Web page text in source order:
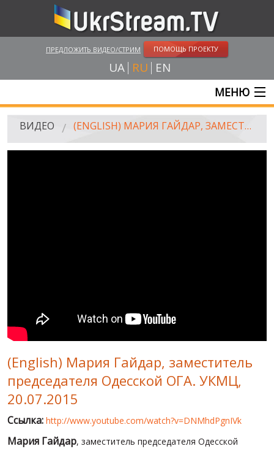
ПРЕДЛОЖИТЬ ВИДЕО/СТРИМ ПОМОЩЬ ПРОЕКТУ
UA RU EN
МЕНЮ
ГЛАВНАЯ
ПУБЛИЧНЫЕ ЛЮДИ
РОССИЙСКО-УКРАИНСКАЯ ВОЙНА
WINTER ON FIRE: UKRAINE'S FIGHT FOR FREEDOM
ХРОНОЛОГИЯ ЄВРОМАЙДАНА
ВИДЕО (ENGLISH) МАРИЯ ГАЙДАР, ЗАМЕСТИТЕЛЬ ПРЕДСЕДАТЕЛЯ ОДЕССКОЙ ОГА. УКМЦ, 20.07.2015
(English) Мария Гайдар, заместитель
председателя Одесской ОГА. УКМЦ,
20.07.2015
Ссылка: http://www.youtube.com/watch?v=DNMhdPgnIVk
Мария Гайдар, заместитель председателя Одесской